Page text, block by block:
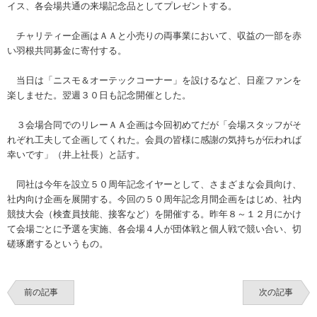
イス、各会場共通の来場記念品としてプレゼントする。
チャリティー企画はＡＡと小売りの両事業において、収益の一部を赤
い羽根共同募金に寄付する。
当日は「ニスモ＆オーテックコーナー」を設けるなど、日産ファンを
楽しませた。翌週３０日も記念開催とした。
３会場合同でのリレーＡＡ企画は今回初めてだが「会場スタッフがそ
れぞれ工夫して企画してくれた。会員の皆様に感謝の気持ちが伝われば
幸いです」（井上社長）と話す。
同社は今年を設立５０周年記念イヤーとして、さまざまな会員向け、
社内向け企画を展開する。今回の５０周年記念月間企画をはじめ、社内
競技大会（検査員技能、接客など）を開催する。昨年８～１２月にかけ
て会場ごとに予選を実施、各会場４人が団体戦と個人戦で競い合い、切
磋琢磨するというもの。
前の記事 次の記事